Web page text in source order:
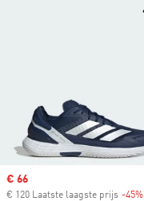
Sale price
€ 66
€ 120 Laatste laagste prijs -45%